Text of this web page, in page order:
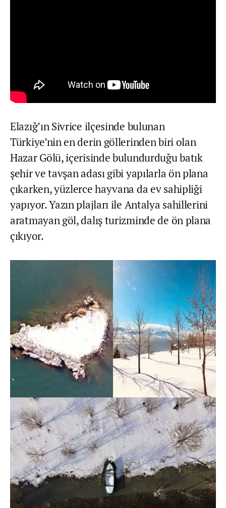
Elazığ’ın Sivrice ilçesinde bulunan
Türkiye’nin en derin göllerinden biri olan
Hazar Gölü, içerisinde bulundurduğu batık
şehir ve tavşan adası gibi yapılarla ön plana
çıkarken, yüzlerce hayvana da ev sahipliği
yapıyor. Yazın plajları ile Antalya sahillerini
aratmayan göl, dalış turizminde de ön plana
çıkıyor.